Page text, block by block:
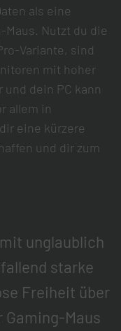
als eine
Maus. Nutzt du die
Variante, sind
mit hoher
dein PC kann
allem in
eine kürzere
und dir zum
unglaublich
starke
Freiheit über
Gaming-Maus